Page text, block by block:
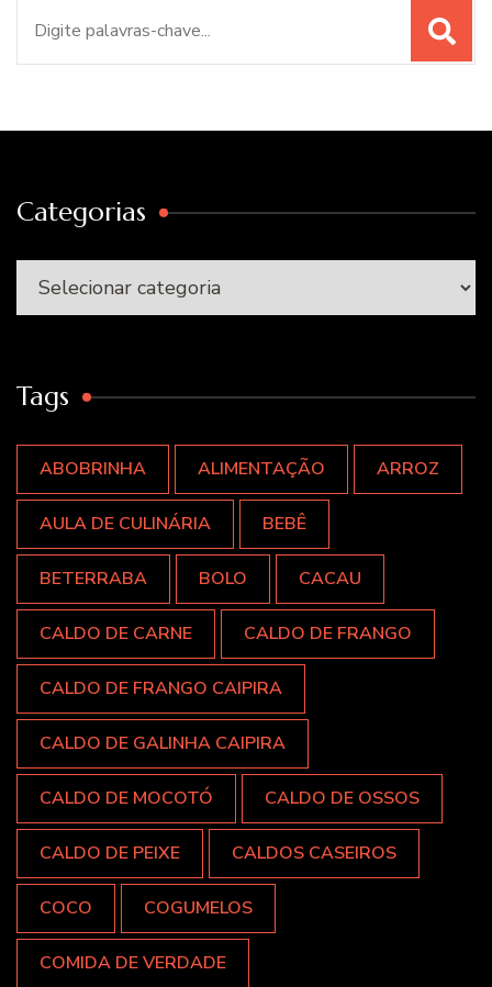
Categorias
Categorias
Tags
ABOBRINHA ALIMENTAÇÃO ARROZ
AULA DE CULINÁRIA BEBÊ
BETERRABA BOLO CACAU
CALDO DE CARNE CALDO DE FRANGO
CALDO DE FRANGO CAIPIRA
CALDO DE GALINHA CAIPIRA
CALDO DE MOCOTÓ CALDO DE OSSOS
CALDO DE PEIXE CALDOS CASEIROS
COCO COGUMELOS
COMIDA DE VERDADE